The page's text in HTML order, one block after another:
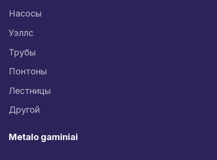
Насосы
Уэллс
Трубы
Понтоны
Лестницы
Другой
Metalo gaminiai